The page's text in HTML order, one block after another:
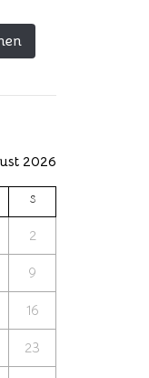
2026
S
2
9
16
23